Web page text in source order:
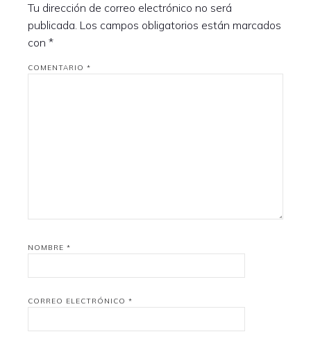
Tu dirección de correo electrónico no será
publicada. Los campos obligatorios están marcados
con *
COMENTARIO *
NOMBRE *
CORREO ELECTRÓNICO *